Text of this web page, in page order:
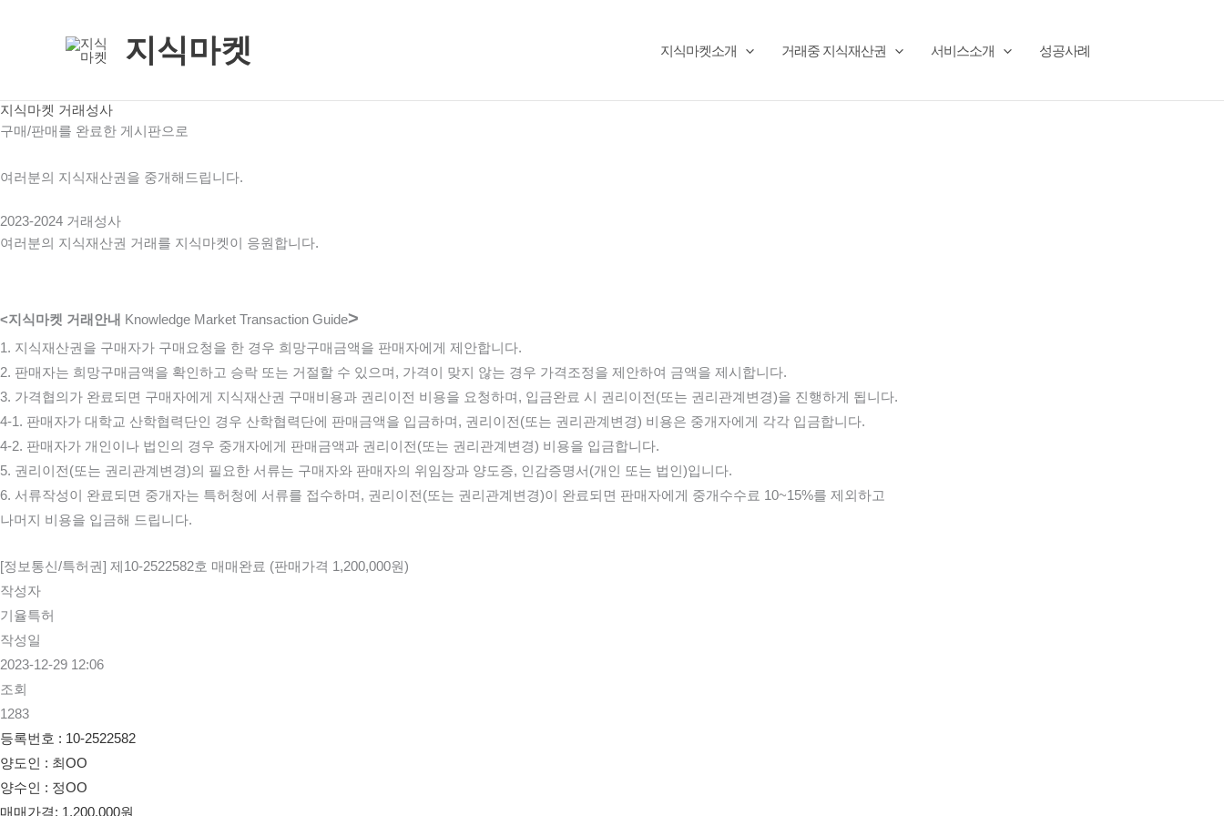
건
너
기
지식마켓 지식마켓소개 거래중 지식재산권 서비스소개 성공사례
지식마켓 거래성사
구매/판매를 완료한 게시판으로
여러분의 지식재산권을 중개해드립니다.
2023-2024 거래성사
여러분의 지식재산권 거래를 지식마켓이 응원합니다.
<지식마켓 거래안내 Knowledge Market Transaction Guide>
1. 지식재산권을 구매자가 구매요청을 한 경우 희망구매금액을 판매자에게 제안합니다.
2. 판매자는 희망구매금액을 확인하고 승락 또는 거절할 수 있으며, 가격이 맞지 않는 경우 가격조정을 제안하여 금액을 제시합니다.
3. 가격협의가 완료되면 구매자에게 지식재산권 구매비용과 권리이전 비용을 요청하며, 입금완료 시 권리이전(또는 권리관계변경)을 진행하게 됩니다.
4-1. 판매자가 대학교 산학협력단인 경우 산학협력단에 판매금액을 입금하며, 권리이전(또는 권리관계변경) 비용은 중개자에게 각각 입금합니다.
4-2. 판매자가 개인이나 법인의 경우 중개자에게 판매금액과 권리이전(또는 권리관계변경) 비용을 입금합니다.
5. 권리이전(또는 권리관계변경)의 필요한 서류는 구매자와 판매자의 위임장과 양도증, 인감증명서(개인 또는 법인)입니다.
6. 서류작성이 완료되면 중개자는 특허청에 서류를 접수하며, 권리이전(또는 권리관계변경)이 완료되면 판매자에게 중개수수료 10~15%를 제외하고
나머지 비용을 입금해 드립니다.
[정보통신/특허권] 제10-2522582호 매매완료 (판매가격 1,200,000원)
작성자
기율특허
작성일
2023-12-29 12:06
조회
1283
등록번호 : 10-2522582
양도인 : 최OO
양수인 : 정OO
매매가격: 1,200,000원